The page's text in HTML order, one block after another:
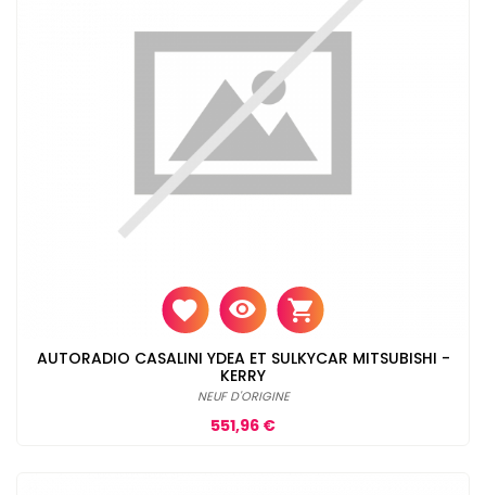
AUTORADIO CASALINI YDEA ET SULKYCAR MITSUBISHI -
KERRY
NEUF D'ORIGINE
Prix
551,96 €